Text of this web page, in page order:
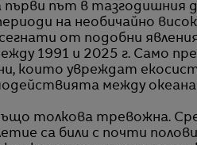
първи път в
на необичайно
от подобни
1991 и 2025 г. Само
които увреждат
между
толкова тревожна.
са били с почти